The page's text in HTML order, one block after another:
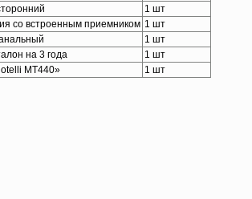
1 шт
со встроенным приемником 1 шт
1 шт
на 3 года
1 шт
MT440»
1 шт